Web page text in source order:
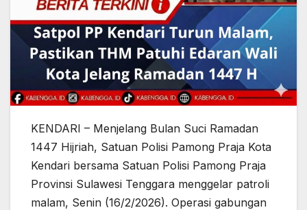
KENDARI – Menjelang Bulan Suci Ramadan
1447 Hijriah, Satuan Polisi Pamong Praja Kota
Kendari bersama Satuan Polisi Pamong Praja
Provinsi Sulawesi Tenggara menggelar patroli
malam, Senin (16/2/2026). Operasi gabungan